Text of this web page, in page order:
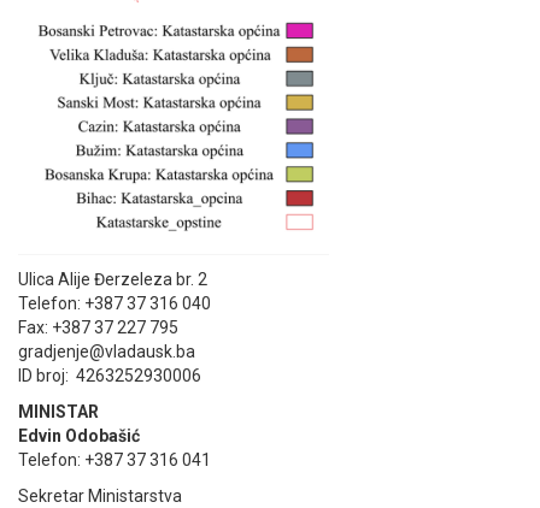
Ulica Alije Đerzeleza br. 2
Telefon: +387 37 316 040
Fax: +387 37 227 795
gradjenje@vladausk.ba
ID broj: 4263252930006
MINISTAR
Edvin Odobašić
Telefon: +387 37 316 041
Sekretar Ministarstva